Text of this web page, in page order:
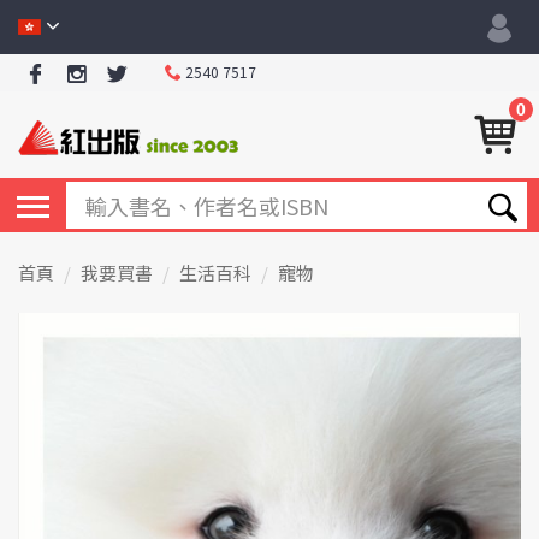
2540 7517
0
首頁 我要買書 生活百科 寵物